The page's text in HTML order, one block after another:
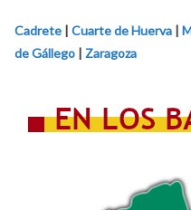
Cadrete | Cuarte de Huerva |
de Gállego | Zaragoza